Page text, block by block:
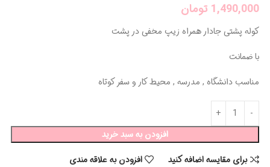
1,490,000 تومان
کوله پشتی جادار همراه زیپ مخفی در پشت
با ضمانت
مناسب دانشگاه , مدرسه , محیط کار و سفر کوتاه
افزودن به سبد خرید
برای مقایسه اضافه کنید
افزودن به علاقه مندی